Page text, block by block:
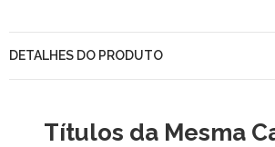
DETALHES DO PRODUTO
Títulos da Mesma